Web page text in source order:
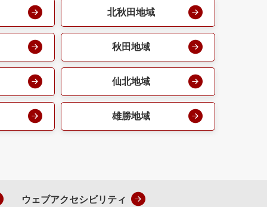
北秋田地域
秋田地域
仙北地域
雄勝地域
ウェブアクセシビリティ